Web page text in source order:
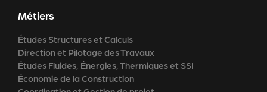
Métiers
Études Structures et Calculs
Direction et Pilotage des Travaux
Études Fluides, Énergies, Thermiques et SSI
Économie de la Construction